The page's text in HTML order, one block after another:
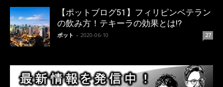
【ポットブログ51】フィリピンベテラン
の飲み方！テキーラの効果とは!?
ポット - 2020-06-10 27